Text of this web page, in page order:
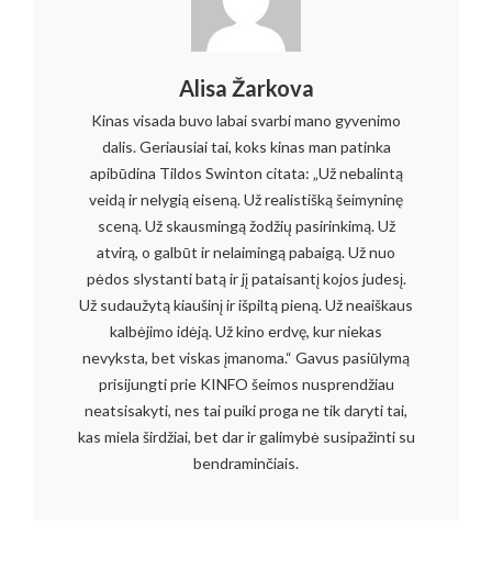
Alisa Žarkova
Kinas visada buvo labai svarbi mano gyvenimo
dalis. Geriausiai tai, koks kinas man patinka
apibūdina Tildos Swinton citata: „Už nebalintą
veidą ir nelygią eiseną. Už realistišką šeimyninę
sceną. Už skausmingą žodžių pasirinkimą. Už
atvirą, o galbūt ir nelaimingą pabaigą. Už nuo
pėdos slystanti batą ir jį pataisantį kojos judesį.
Už sudaužytą kiaušinį ir išpiltą pieną. Už neaiškaus
kalbėjimo idėją. Už kino erdvę, kur niekas
nevyksta, bet viskas įmanoma.“ Gavus pasiūlymą
prisijungti prie KINFO šeimos nusprendžiau
neatsisakyti, nes tai puiki proga ne tik daryti tai,
kas miela širdžiai, bet dar ir galimybė susipažinti su
bendraminčiais.